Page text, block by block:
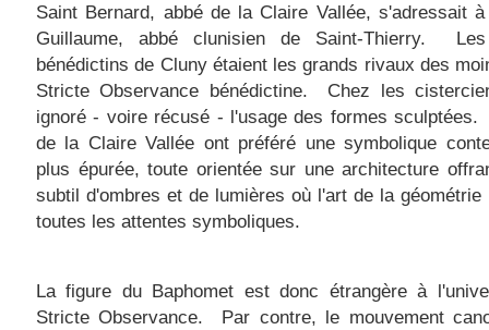
Saint Bernard, abbé de la Claire Vallée, s'adressait
Guillaume, abbé clunisien de Saint-Thierry.
bénédictins de Cluny étaient les grands rivaux des
Stricte Observance bénédictine. Chez les
ignoré - voire récusé - l'usage des formes
de la Claire Vallée ont préféré une symbolique
plus épurée, toute orientée sur une architecture
subtil d'ombres et de lumières où l'art de la géométrie
toutes les attentes symboliques.
La figure du Baphomet est donc étrangère à
Stricte Observance. Par contre, le mouvement